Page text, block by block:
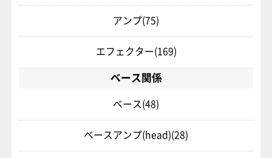
アンプ(75)
エフェクター(169)
ベース関係
ベース(48)
ベースアンプ(head)(28)